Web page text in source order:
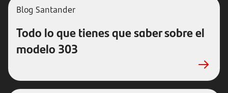
Blog Santander
Todo lo que tienes que saber sobre el
modelo 303